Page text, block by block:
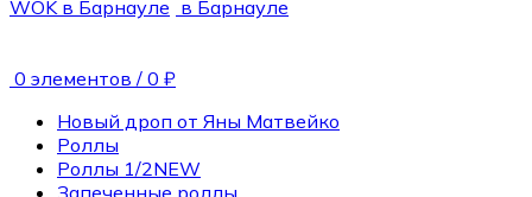
0 элементов / 0 ₽
Новый дроп от Яны Матвейко
Роллы
Роллы 1/2NEW
Запеченные роллы